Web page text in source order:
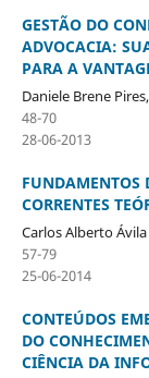
GESTÃO DO
ADVOCACIA:
PARA A
Daniele Brene
48-70
28-06-2013
FUNDAMENTOS
CORRENTES
Carlos Alberto
57-79
25-06-2014
CONTEÚDOS
DO
CIÊNCIA DA